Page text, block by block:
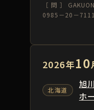
［ 問 ］
0985－20－
2026年10
北海道
旭
ホ